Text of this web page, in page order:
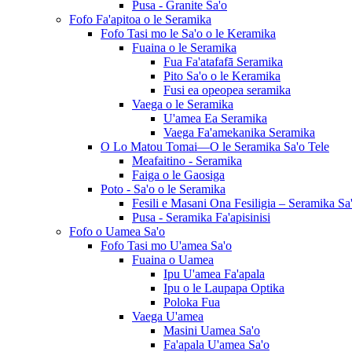
Pusa - Granite Sa'o
Fofo Fa'apitoa o le Seramika
Fofo Tasi mo le Sa'o o le Keramika
Fuaina o le Seramika
Fua Fa'atafafā Seramika
Pito Sa'o o le Keramika
Fusi ea opeopea seramika
Vaega o le Seramika
U'amea Ea Seramika
Vaega Fa'amekanika Seramika
O Lo Matou Tomai—O le Seramika Sa'o Tele
Meafaitino - Seramika
Faiga o le Gaosiga
Poto - Sa'o o le Seramika
Fesili e Masani Ona Fesiligia – Seramika
Pusa - Seramika Fa'apisinisi
Fofo o Uamea Sa'o
Fofo Tasi mo U'amea Sa'o
Fuaina o Uamea
Ipu U'amea Fa'apala
Ipu o le Laupapa Optika
Poloka Fua
Vaega U'amea
Masini Uamea Sa'o
Fa'apala U'amea Sa'o